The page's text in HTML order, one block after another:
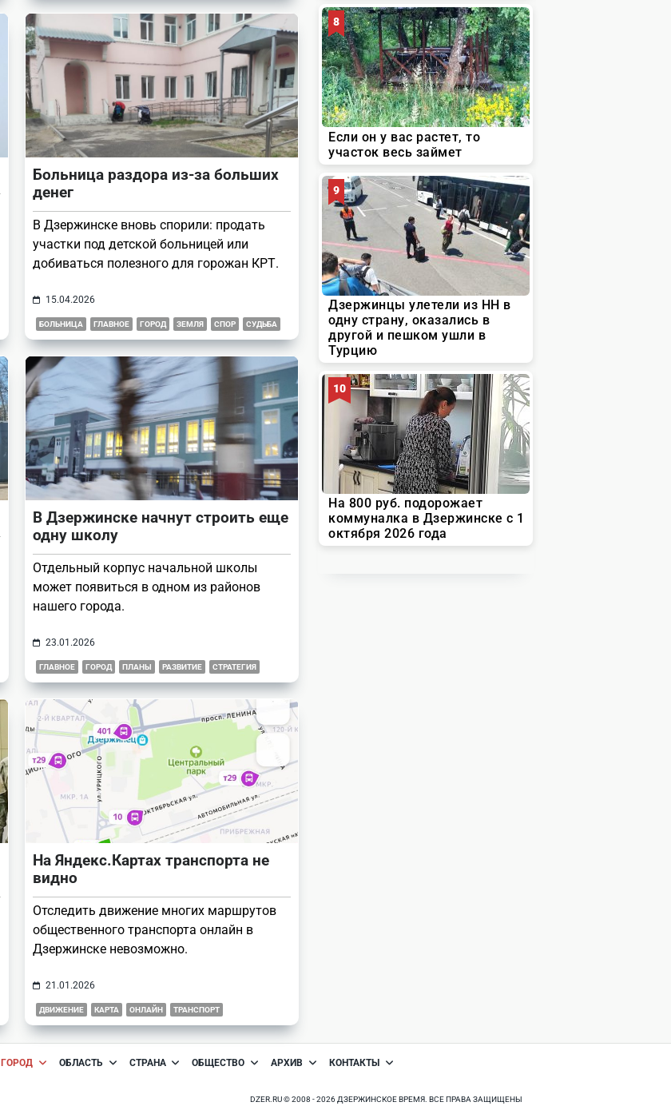
Больница раздора из-за больших
денег
В Дзержинске вновь спорили: продать
участки под детской больницей или
добиваться полезного для горожан КРТ.
15.04.2026
БОЛЬНИЦА ГЛАВНОЕ ГОРОД ЗЕМЛЯ СПОР СУДЬБА
В Дзержинске начнут строить еще
одну школу
Отдельный корпус начальной школы
может появиться в одном из районов
нашего города.
23.01.2026
ГЛАВНОЕ ГОРОД ПЛАНЫ РАЗВИТИЕ СТРАТЕГИЯ
На Яндекс.Картах транспорта не
видно
Отследить движение многих маршрутов
общественного транспорта онлайн в
Дзержинске невозможно.
21.01.2026
ДВИЖЕНИЕ КАРТА ОНЛАЙН ТРАНСПОРТ
ГОРОД ОБЛАСТЬ СТРАНА ОБЩЕСТВО АРХИВ КОНТАКТЫ
DZER.RU © 2008 - 2026 ДЗЕРЖИНСКОЕ ВРЕМЯ. ВСЕ ПРАВА ЗАЩИЩЕНЫ